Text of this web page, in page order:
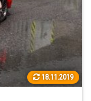
18.11.2019